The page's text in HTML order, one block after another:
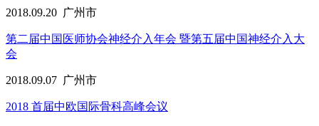
2018.09.20 广州市
第二届中国医师协会神经介入年会 暨第五届中国神经介入大
会
2018.09.07 广州市
2018 首届中欧国际骨科高峰会议